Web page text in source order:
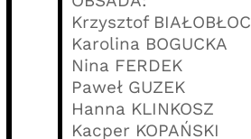
Krzysztof
Karolina BOGUCKA
Nina FERDEK
Paweł GUZEK
Hanna KLINKOSZ
Kacper KOPAŃSKI